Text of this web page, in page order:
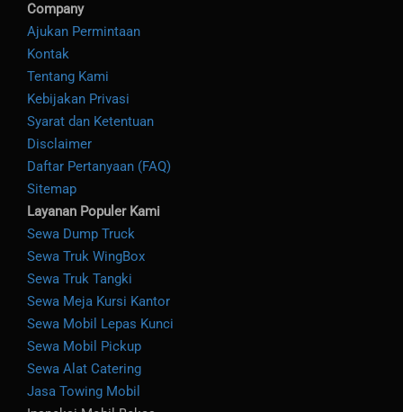
Company
Ajukan Permintaan
Kontak
Tentang Kami
Kebijakan Privasi
Syarat dan Ketentuan
Disclaimer
Daftar Pertanyaan (FAQ)
Sitemap
Layanan Populer Kami
Sewa Dump Truck
Sewa Truk WingBox
Sewa Truk Tangki
Sewa Meja Kursi Kantor
Sewa Mobil Lepas Kunci
Sewa Mobil Pickup
Sewa Alat Catering
Jasa Towing Mobil